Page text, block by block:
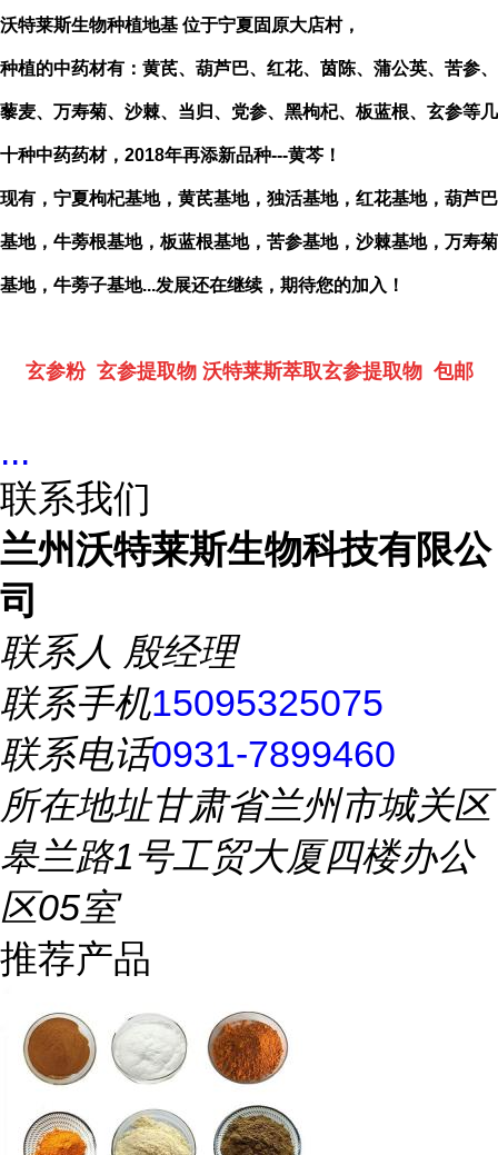
沃特莱斯生物种植地基 位于宁夏固原大店村，
种植的中药材有：黄芪、葫芦巴、红花、茵陈、蒲公英、苦参、
藜麦、万寿菊、沙棘、当归、党参、黑枸杞、板蓝根、玄参等几
十种中药药材，2018年再添新品种---黄芩！
现有，宁夏枸杞基地，黄芪基地，独活基地，红花基地，葫芦巴
基地，牛蒡根基地，板蓝根基地，苦参基地，沙棘基地，万寿菊
基地，牛蒡子基地...发展还在继续，期待您的加入！
玄参粉 玄参提取物 沃特莱斯萃取玄参提取物 包邮
...
联系我们
兰州沃特莱斯生物科技有限公
司
联系人 殷经理
联系手机15095325075
联系电话0931-7899460
所在地址甘肃省兰州市城关区
皋兰路1号工贸大厦四楼办公
区05室
推荐产品